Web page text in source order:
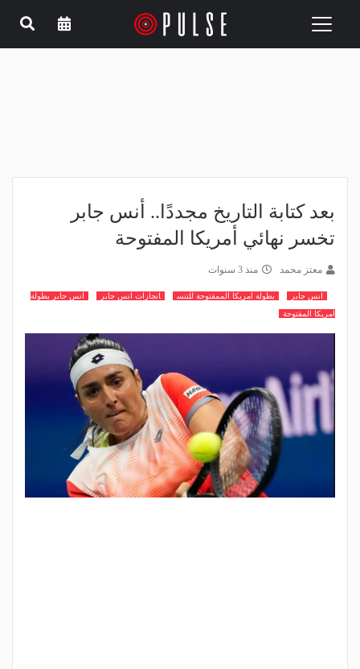
Toggle
بعد كتابة التاريخ مجددًا.. أنس جابر
تخسر نهائي أمريكا المفتوحة
معتز محمد منذ 3 سنوات
انس جابر بطولة امريكا الممفتوحة للتنس انجازات انس جابر
انس جابر بطولة
امريكا المفتوحة